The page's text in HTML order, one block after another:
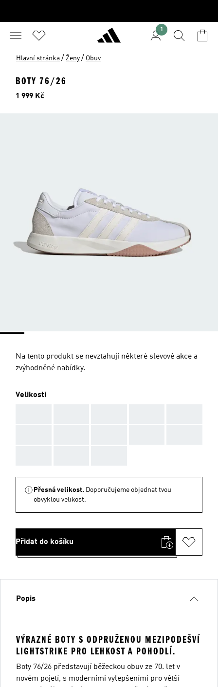
1
Hlavní stránka / Ženy / Obuv
BOTY 76/26
Cena
1 999 Kč
Na tento produkt se nevztahují některé slevové akce a
zvýhodněné nabídky.
Velikosti
Přesná velikost. Doporučujeme objednat tvou
obvyklou velikost.
Přidat do košíku
Popis
VÝRAZNÉ BOTY S ODPRUŽENOU MEZIPODEŠVÍ
LIGHTSTRIKE PRO LEHKOST A POHODLÍ.
Boty 76/26 představují běžeckou obuv ze 70. let v
novém pojetí, s moderními vylepšeními pro větší